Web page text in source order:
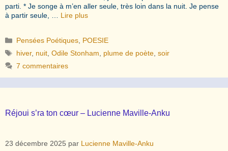
parti. * Je songe à m’en aller seule, très loin dans la nuit. Je pense
à partir seule, … Lire plus
Catégories
Pensées Poétiques POESIE
Étiquettes
hiver, nuit ,Odile Stonham plume de poète ,soir
7 commentaires
Réjoui s’ra ton cœur – Lucienne Maville-Anku
23 décembre 2025 par Lucienne Maville-Anku